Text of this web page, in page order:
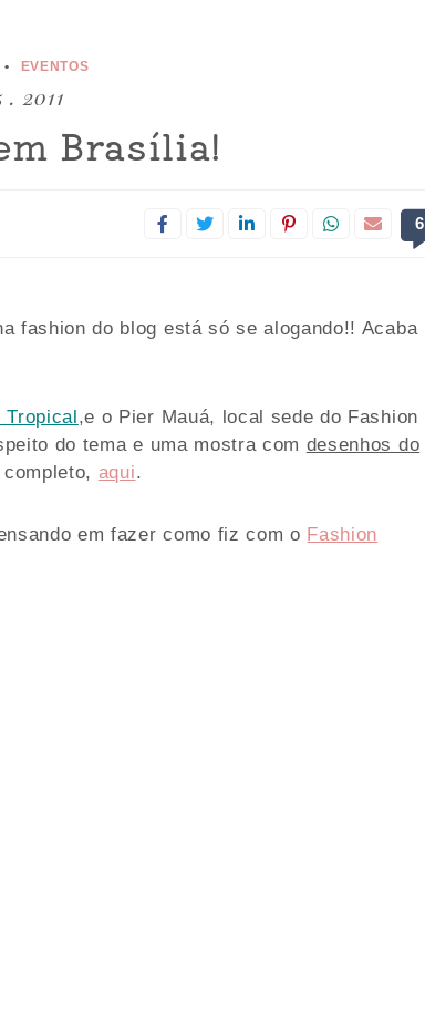
EVENTOS
. 2011
Brasília!
6
fashion do blog está só se alogando!! Acaba
Tropical,e o Pier Mauá, local sede do Fashion
do tema e uma mostra com desenhos do
aqui.
em fazer como fiz com o Fashion